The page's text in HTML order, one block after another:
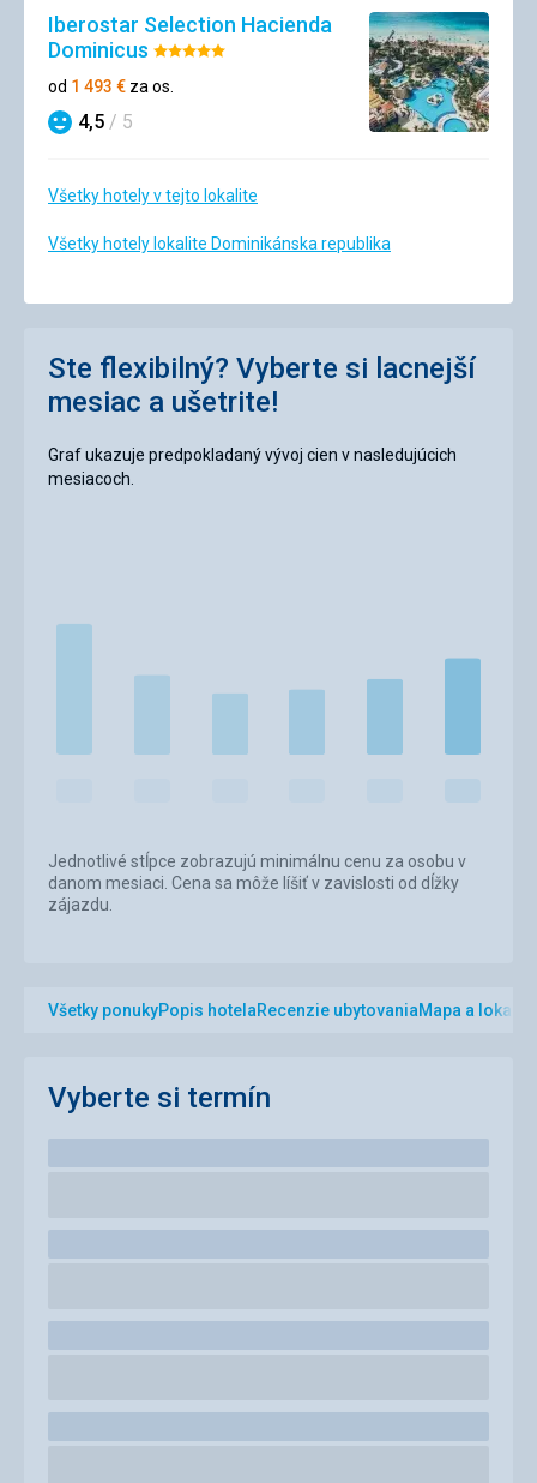
Iberostar Selection Hacienda
Dominicus Hodnotenie:
5/5
od 1 493 € za os.
Hodnotenie
4,5 / 5
Všetky hotely v tejto lokalite
Všetky hotely lokalite Dominikánska republika
Ste flexibilný? Vyberte si lacnejší
mesiac a ušetrite!
Graf ukazuje predpokladaný vývoj cien v nasledujúcich
mesiacoch.
Jednotlivé stĺpce zobrazujú minimálnu cenu za osobu v
danom mesiaci. Cena sa môže líšiť v zavislosti od dĺžky
zájazdu.
Všetky ponukyPopis hotelaRecenzie ubytovaniaMapa a lokalita
Vyberte si termín